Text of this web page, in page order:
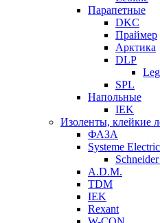
Парапетные
DKC
Праймер
Арктика
DLP
SPL
Напольные
IEK
Изоленты, клейкие
ФАЗА
Systeme Electric
A.D.M.
TDM
IEK
Rexant